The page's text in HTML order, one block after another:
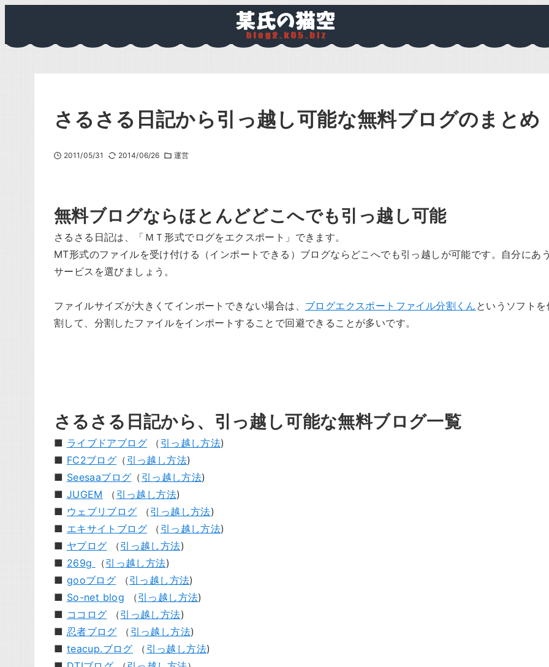
さるさる日記から引っ越し可能な無料ブログのまとめ
2011/05/31 2014/06/26 運営
無料ブログならほとんどどこへでも引っ越し可能
さるさる日記は、「ＭＴ形式でログをエクスポート」できます。
MT形式のファイルを受け付ける（インポートできる）ブログならどこへでも引っ越しが可能です。自分にあ
サービスを選びましょう。
ファイルサイズが大きくてインポートできない場合は、 ブログエクスポートファイル分割くん というソフト
割して、分割したファイルをインポートすることで回避できることが多いです。
さるさる日記から、引っ越し可能な無料ブログ一覧
■ ライブドアブログ （ 引っ越し方法)
■ FC2ブログ （ 引っ越し方法)
■ Seesaaブログ （ 引っ越し方法)
■ JUGEM （ 引っ越し方法)
■ ウェブリブログ （引っ越し方法)
■ エキサイトブログ （ 引っ越し方法)
■ ヤプログ （引っ越し方法)
■ 269g （引っ越し方法)
■ gooブログ （引っ越し方法)
■ So-net blog （引っ越し方法)
■ ココログ （引っ越し方法)
■ 忍者ブログ （ 引っ越し方法)
■ teacup.ブログ （ 引っ越し方法)